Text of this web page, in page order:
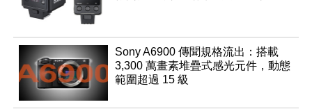
Sony A6900 傳聞規格流出：搭載
3,300 萬畫素堆疊式感光元件，動態
範圍超過 15 級